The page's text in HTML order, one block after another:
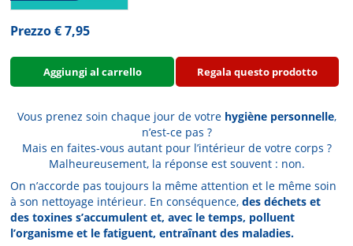
Prezzo € 7,95
Aggiungi al carrello Regala questo prodotto
Vous prenez soin chaque jour de votrehygiène personnelle,
n’est-ce pas ?
Mais en faites-vous autant pour l’intérieur de votre corps ?
Malheureusement, la réponse est souvent : non.
On n’accorde pas toujours la même attention et le même soin
à son nettoyage intérieur. En conséquence,des déchets et
des toxines s’accumulent et, avec le temps, polluent
l’organisme et le fatiguent, entraînant des maladies.